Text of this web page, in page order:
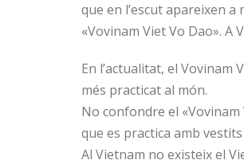
que en l’escut apareixen a
«Vovinam Viet Vo Dao». A
En l’actualitat, el Vovinam
més practicat al món.
No confondre el «Vovinam
que es practica amb
Al Vietnam no existeix el